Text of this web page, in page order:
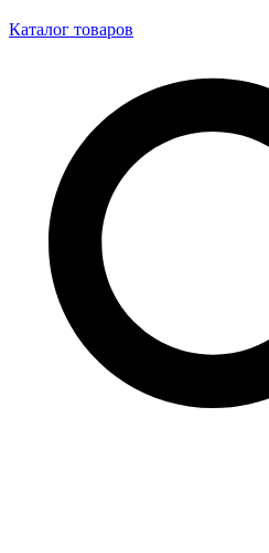
Каталог товаров